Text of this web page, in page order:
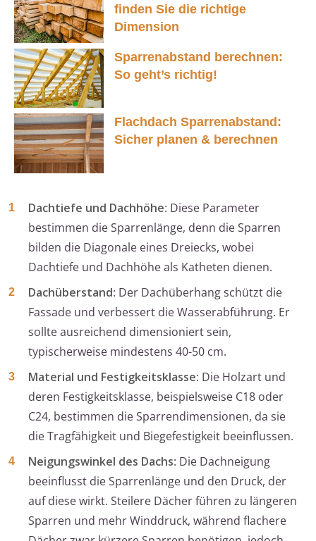
finden Sie die richtige
Dimension
Sparrenabstand berechnen:
So geht’s richtig!
Flachdach Sparrenabstand:
Sicher planen & berechnen
Dachtiefe und Dachhöhe: Diese Parameter
bestimmen die Sparrenlänge, denn die Sparren
bilden die Diagonale eines Dreiecks, wobei
Dachtiefe und Dachhöhe als Katheten dienen.
Dachüberstand: Der Dachüberhang schützt die
Fassade und verbessert die Wasserabführung. Er
sollte ausreichend dimensioniert sein,
typischerweise mindestens 40-50 cm.
Material und Festigkeitsklasse: Die Holzart und
deren Festigkeitsklasse, beispielsweise C18 oder
C24, bestimmen die Sparrendimensionen, da sie
die Tragfähigkeit und Biegefestigkeit beeinflussen.
Neigungswinkel des Dachs: Die Dachneigung
beeinflusst die Sparrenlänge und den Druck, der
auf diese wirkt. Steilere Dächer führen zu längeren
Sparren und mehr Winddruck, während flachere